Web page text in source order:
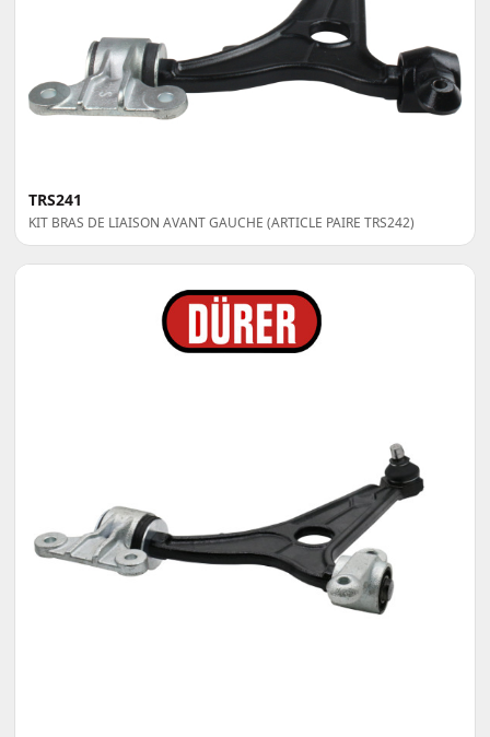
TRS241
KIT BRAS DE LIAISON AVANT GAUCHE (ARTICLE PAIRE TRS242)